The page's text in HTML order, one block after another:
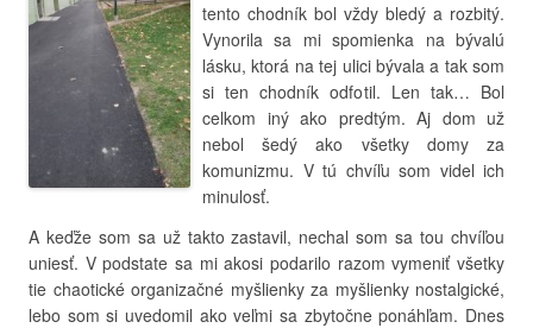
tento chodník bol vždy bledý a rozbitý.
Vynorila sa mi spomienka na bývalú
lásku, ktorá na tej ulici bývala a tak som
si ten chodník odfotil. Len tak… Bol
celkom iný ako predtým. Aj dom už
nebol šedý ako všetky domy za
komunizmu. V tú chvíľu som videl ich
minulosť.
A keďže som sa už takto zastavil, nechal som sa tou chvíľou
uniesť. V podstate sa mi akosi podarilo razom vymeniť všetky
tie chaotické organizačné myšlienky za myšlienky nostalgické,
lebo som si uvedomil ako veľmi sa zbytočne ponáhľam. Dnes